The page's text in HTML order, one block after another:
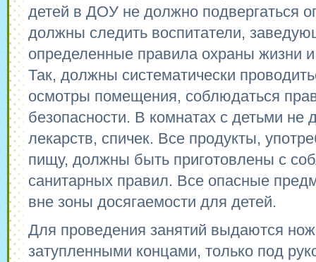
детей в ДОУ не должно подвергаться
должны следить воспитатели,
определенные правила охраны жизни
Так, должны систематически
осмотры помещения, соблюдаться
безопасности. В комнатах с детьми не
лекарств, спичек. Все продукты,
пищу, должны быть приготовлены с
санитарных правил. Все опасные
вне зоны досягаемости для детей.
Для проведения занятий выдаются
затупленными концами, только под